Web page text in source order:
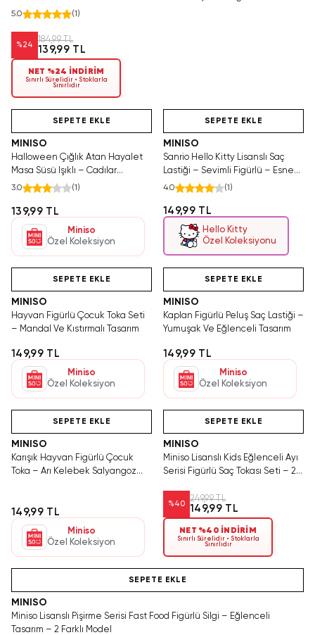
5.0 (1 )
%24
184,99 TL
139,99 TL
NET %24 İNDİRİM
Sınırlı Sürelidir • Stoklarla
Sınırlıdır
Tükenmeden Satın Al
SEPETE EKLE
MINISO
Halloween Çığlık Atan Hayalet
Masa Süsü Işıklı – Cadılar
Bayramı Temalı Dekoratif Figür
3.0 (1 )
139,99 TL
Miniso
Özel Koleksiyon
SEPETE EKLE
MINISO
Sanrio Hello Kitty Lisanslı Saç
Lastiği – Sevimli Figürlü – Esnek
& Konforlu
4.0 (1 )
149,99 TL
Hello Kitty
Özel Koleksiyonu
SEPETE EKLE
MINISO
Hayvan Figürlü Çocuk Toka Seti
– Mandal Ve Kıstırmalı Tasarım
149,99 TL
Miniso
Özel Koleksiyon
SEPETE EKLE
MINISO
Kaplan Figürlü Peluş Saç Lastiği –
Yumuşak Ve Eğlenceli Tasarım
149,99 TL
Miniso
Özel Koleksiyon
SEPETE EKLE
MINISO
Karışık Hayvan Figürlü Çocuk
Toka – Arı Kelebek Salyangoz
149,99 TL
Miniso
Özel Koleksiyon
SEPETE EKLE
MINISO
Miniso Lisanslı Kids Eğlenceli Ayı
Serisi Figürlü Saç Tokası Seti – 2
%40
249,99 TL
149,99 TL
NET %40 İNDİRİM
Sınırlı Sürelidir • Stoklarla
Sınırlıdır
SEPETE EKLE
MINISO
Miniso Lisanslı Pişirme Serisi Fast Food Figürlü Silgi – Eğlenceli
Tasarım – 2 Farklı Model